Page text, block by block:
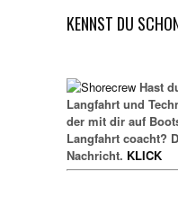
KENNST DU
Hast
Langfahrt und
der mit dir auf
Langfahrt coacht?
Nachricht. KLICK